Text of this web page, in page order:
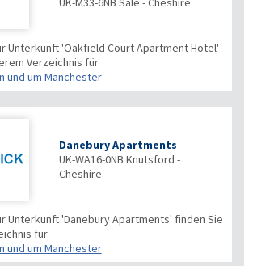
Unterkunft 'Oakfield Court Apartment Hotel'
Verzeichnis für
und um Manchester
Danebury Apartments
UK-WA16-0NB Knutsford -
Cheshire
Unterkunft 'Danebury Apartments' finden Sie
für
und um Manchester